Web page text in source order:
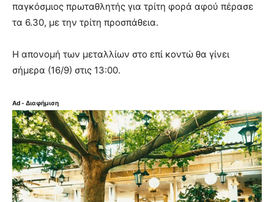
παγκόσμιος πρωταθλητής για τρίτη φορά αφού πέρασε
τα 6.30, με την τρίτη προσπάθεια.
Η απονομή των μεταλλίων στο επί κοντώ θα γίνει
σήμερα (16/9) στις 13:00.
Ad - Διαφήμιση